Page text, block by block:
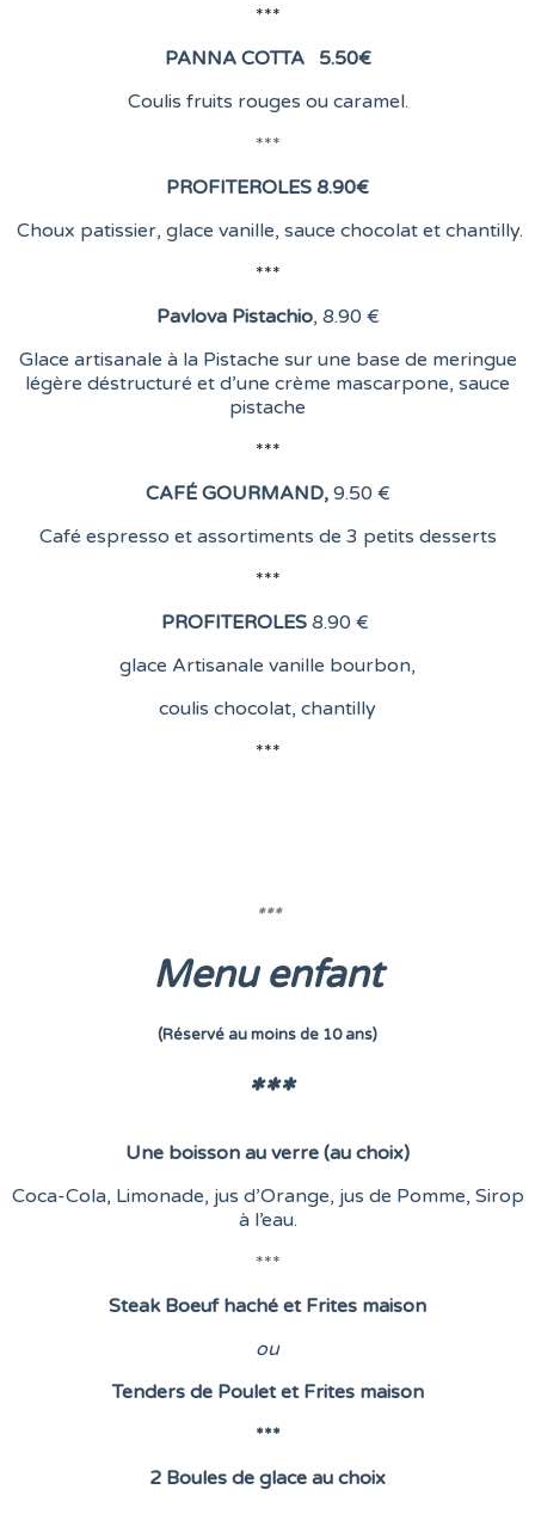
***
PANNA COTTA 5.50€
Coulis fruits rouges ou caramel.
***
PROFITEROLES 8.90€
Choux patissier, glace vanille, sauce chocolat et chantilly.
***
Pavlova Pistachio, 8.90 €
Glace artisanale à la Pistache sur une base de meringue
légère déstructuré et d’une crème mascarpone, sauce
pistache
***
CAFÉ GOURMAND, 9.50 €
Café espresso et assortiments de 3 petits desserts
***
PROFITEROLES 8.90 €
glace Artisanale vanille bourbon,
coulis chocolat, chantilly
***
***
Menu enfant
(Réservé au moins de 10 ans)
***
Une boisson au verre (au choix)
Coca-Cola, Limonade, jus d’Orange, jus de Pomme, Sirop
à l’eau.
***
Steak Boeuf haché et Frites maison
ou
Tenders de Poulet et Frites maison
***
2 Boules de glace au choix